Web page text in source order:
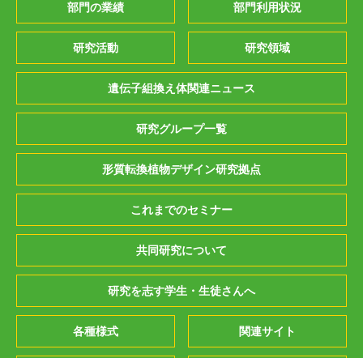
部門の業績 部門利用状況
研究活動 研究領域
遺伝子組換え体関連ニュース
研究グループ一覧
形質転換植物デザイン研究拠点
これまでのセミナー
共同研究について
研究を志す学生・生徒さんへ
各種様式 関連サイト